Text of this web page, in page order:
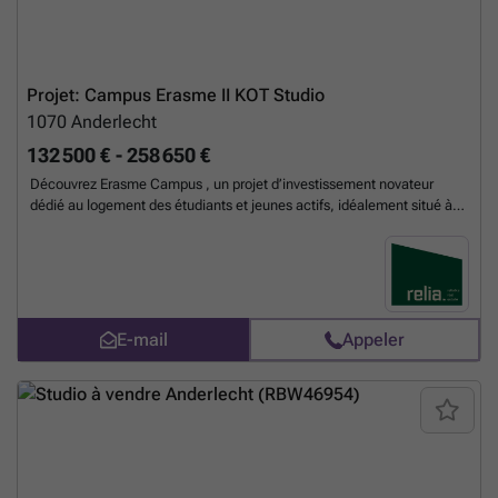
Projet: Campus Erasme II KOT Studio
1070 Anderlecht
132 500 € - 258 650 €
Découvrez Erasme Campus , un projet d’investissement novateur
dédié au logement des étudiants et jeunes actifs, idéalement situé à
Grâce à cette localisation stratégique et à la proximité immédiate de
bénéficie d’une demande locative soutenue et constante. Erasme
Campus propose une offre variée de logements adaptés aux besoins
actuels : kots fonctionnels à partir de 17,4 m², studios confortables de
44 m². Intégré dans un pool locatif, le projet permet aux investisseurs
d’occupation, tout en éliminant les contraintes de gestion grâce à une
prise en charge complète et professionnelle. Conçu selon des normes
E-mail Appeler